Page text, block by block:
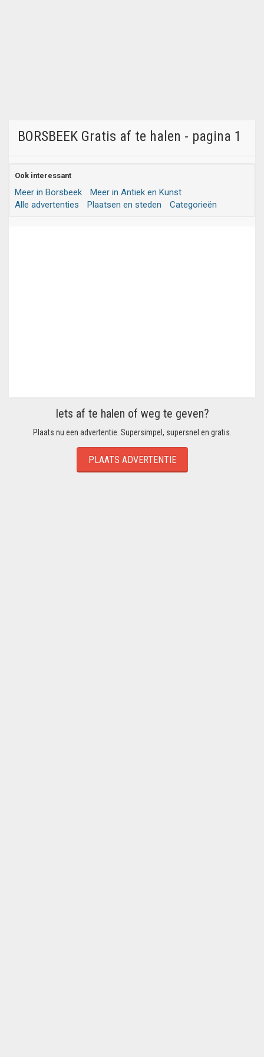
BORSBEEK Gratis af te halen - pagina 1
Ook interessant
Meer in Borsbeek
Meer in Antiek en Kunst
Alle advertenties
Plaatsen en steden Categorieën
Iets af te halen of weg te geven?
Plaats nu een advertentie. Supersimpel, supersnel en gratis.
PLAATS ADVERTENTIE